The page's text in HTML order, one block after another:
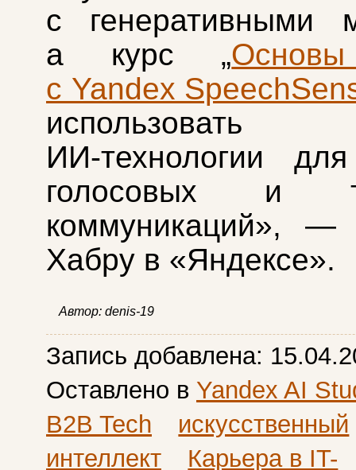
с генеративными
а курс „
с Yandex
использовать
ИИ‑технологии
голосовых и
коммуникаций», —
Хабру в «Яндексе».
Автор: denis-19
Запись добавлена:
Оставлено в Yandex AI
B2B Tech
искусственный
интеллект
Карьера в IT-